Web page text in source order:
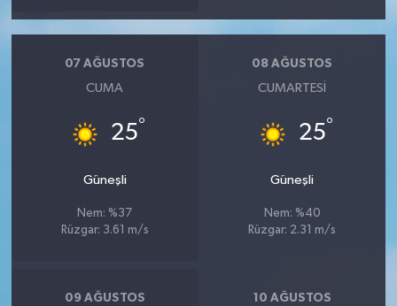
07 AĞUSTOS
CUMA
25°
Güneşli
Nem: %37
Rüzgar: 3.61 m/s
08 AĞUSTOS
CUMARTESI
25°
Güneşli
Nem: %40
Rüzgar: 2.31 m/s
09 AĞUSTOS 10 AĞUSTOS